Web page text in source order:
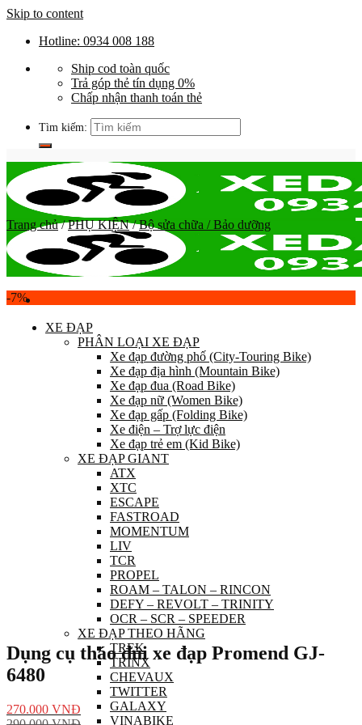
Skip to content
Hotline: 0934 008 188
Ship cod toàn quốc
Trả góp thẻ tín dụng 0%
Chấp nhận thanh toán thẻ
Tìm kiếm:
XE ĐẠP
PHÂN LOẠI XE ĐẠP
Xe đạp đường phố (City-Touring Bike)
Xe đạp địa hình (Mountain Bike)
Xe đạp đua (Road Bike)
Xe đạp nữ (Women Bike)
Xe đạp gấp (Folding Bike)
Xe điện – Trợ lực điện
Xe đạp trẻ em (Kid Bike)
XE ĐẠP GIANT
ATX
XTC
ESCAPE
FASTROAD
MOMENTUM
LIV
TCR
PROPEL
ROAM – TALON – RINCON
DEFY – REVOLT – TRINITY
OCR – SCR – SPEEDER
XE ĐẠP THEO HÃNG
TREK
TRINX
CHEVAUX
TWITTER
GALAXY
VINABIKE
Trang chủ / PHỤ KIỆN / Bộ sửa chữa / Bảo dưỡng
-7%
Dụng cụ tháo đùi xe đạp Promend GJ-
6480
270.000 VNĐ